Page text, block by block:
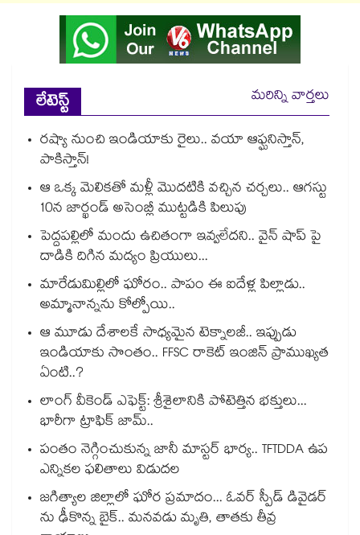
లేటెస్ట్
మరిన్ని వార్తలు
రష్యా నుంచి ఇండియాకు రైలు.. వయా ఆఫ్ఘనిస్తాన్,
పాకిస్తాన్!
ఆ ఒక్క మెలికతో మళ్లీ మొదటికి వచ్చిన చర్చలు.. ఆగస్టు
10న జార్ఖండ్ అసెంబ్లీ ముట్టడికి పిలుపు
పెద్దపల్లిలో మందు ఉచితంగా ఇవ్వలేదని.. వైన్ షాప్ పై
దాడికి దిగిన మద్యం ప్రియులు...
మారేడుమిల్లిలో ఘోరం.. పాపం ఈ ఐదేళ్ల పిల్లాడు..
అమ్మానాన్నను కోల్పోయి..
ఆ మూడు దేశాలకే సాధ్యమైన టెక్నాలజీ.. ఇప్పుడు
ఇండియాకు సొంతం.. FFSC రాకెట్ ఇంజిన్ ప్రాముఖ్యత
ఏంటి..?
లాంగ్ వీకెండ్ ఎఫెక్ట్: శ్రీశైలానికి పోటెత్తిన భక్తులు...
భారీగా ట్రాఫిక్ జామ్..
పంతం నెగ్గించుకున్న జానీ మాస్టర్ భార్య.. TFTDDA ఉప
ఎన్నికల ఫలితాలు విడుదల
జగిత్యాల జిల్లాలో ఘోర ప్రమాదం... ఓవర్ స్పీడ్ డివైడర్
ను ఢీకొన్న బైక్.. మనవడు మృతి, తాతకు తీవ్ర